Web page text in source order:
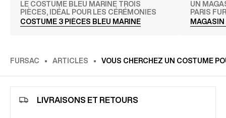
LE COSTUME BLEU MARINE TROIS
PIÈCES, IDÉAL POUR LES CÉRÉMONIES
COSTUME 3 PIÈCES BLEU MARINE
UN
PARIS
MAGASIN
FURSAC ARTICLES VOUS CHERCHEZ UN COSTUME
LIVRAISONS ET RETOURS